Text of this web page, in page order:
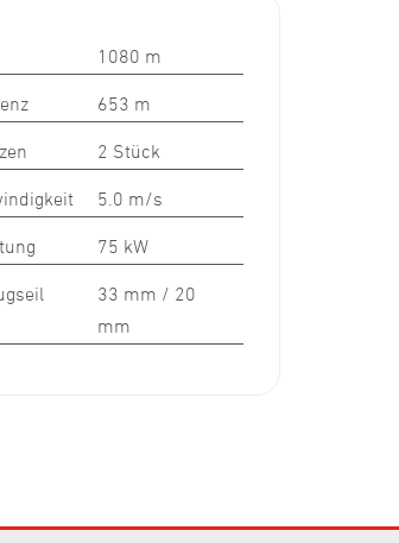
1080 m
653 m
2 Stück
5.0 m/s
75 kW
33 mm / 20
mm